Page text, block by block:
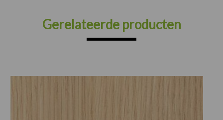
Gerelateerde producten